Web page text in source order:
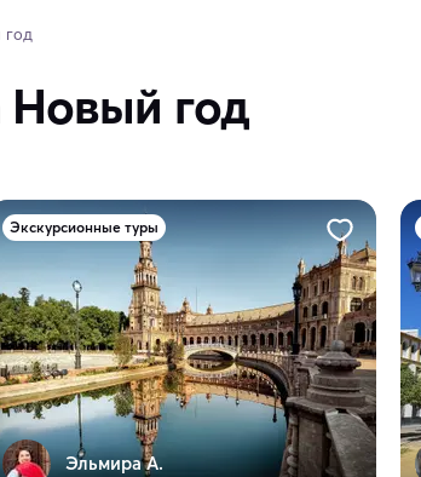
год
год
Экскурсионные туры
Эльмира А.